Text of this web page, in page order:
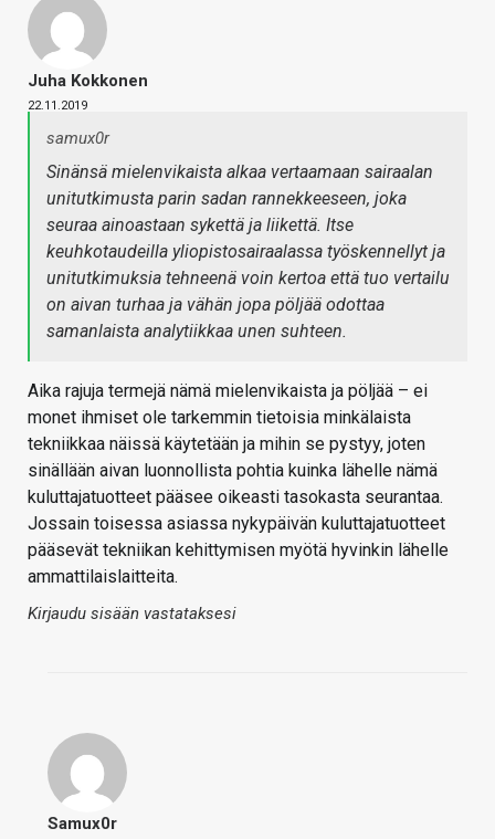
Juha Kokkonen
22.11.2019
samux0r
Sinänsä mielenvikaista alkaa vertaamaan sairaalan
unitutkimusta parin sadan rannekkeeseen, joka
seuraa ainoastaan sykettä ja liikettä. Itse
keuhkotaudeilla yliopistosairaalassa työskennellyt ja
unitutkimuksia tehneenä voin kertoa että tuo vertailu
on aivan turhaa ja vähän jopa pöljää odottaa
samanlaista analytiikkaa unen suhteen.
Aika rajuja termejä nämä mielenvikaista ja pöljää – ei
monet ihmiset ole tarkemmin tietoisia minkälaista
tekniikkaa näissä käytetään ja mihin se pystyy, joten
sinällään aivan luonnollista pohtia kuinka lähelle nämä
kuluttajatuotteet pääsee oikeasti tasokasta seurantaa.
Jossain toisessa asiassa nykypäivän kuluttajatuotteet
pääsevät tekniikan kehittymisen myötä hyvinkin lähelle
ammattilaislaitteita.
Kirjaudu sisään vastataksesi
Samux0r